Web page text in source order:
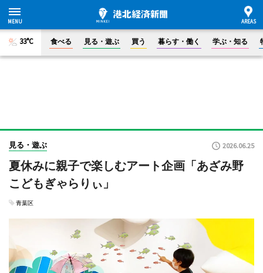
33°C 食べる 見る・遊ぶ 買う 暮らす・働く 学ぶ・知る
見る・遊ぶ 2026.06.25
夏休みに親子で楽しむアート企画「あざみ野
こどもぎゃらりぃ」
青葉区